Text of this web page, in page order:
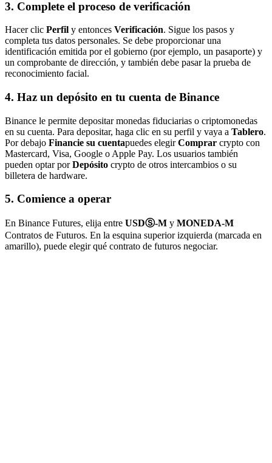
3. Complete el proceso de verificación
Hacer clic Perfil y entonces Verificación. Sigue los pasos y
completa tus datos personales. Se debe proporcionar una
identificación emitida por el gobierno (por ejemplo, un pasaporte) y
un comprobante de dirección, y también debe pasar la prueba de
reconocimiento facial.
4. Haz un depósito en tu cuenta de Binance
Binance le permite depositar monedas fiduciarias o criptomonedas
en su cuenta. Para depositar, haga clic en su perfil y vaya a Tablero.
Por debajo Financie su cuentapuedes elegirComprar crypto con
Mastercard, Visa, Google o Apple Pay. Los usuarios también
pueden optar porDepósito crypto de otros intercambios o su
billetera de hardware.
5. Comience a operar
En Binance Futures, elija entre USDⓈ-M y MONEDA-M
Contratos de Futuros. En la esquina superior izquierda (marcada en
amarillo), puede elegir qué contrato de futuros negociar.